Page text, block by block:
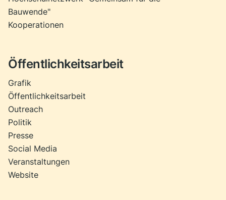
Bauwende"
Kooperationen
Öffentlichkeitsarbeit
Grafik
Öffentlichkeitsarbeit
Outreach
Politik
Presse
Social Media
Veranstaltungen
Website